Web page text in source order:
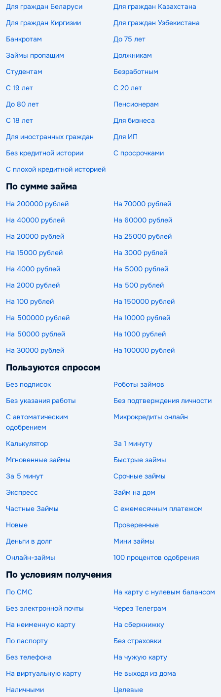
Для граждан Беларуси
Для граждан Казахстана
Для граждан Киргизии
Для граждан Узбекистана
Банкротам
До 75 лет
Займы пропащим
Должникам
Студентам
Безработным
С 19 лет
С 20 лет
До 80 лет
Пенсионерам
С 18 лет
Для бизнеса
Для иностранных граждан
Для ИП
Без кредитной истории
С просрочками
С плохой кредитной историей
По сумме займа
На 200000 рублей
На 70000 рублей
На 40000 рублей
На 60000 рублей
На 20000 рублей
На 25000 рублей
На 15000 рублей
На 3000 рублей
На 4000 рублей
На 5000 рублей
На 2000 рублей
На 500 рублей
На 100 рублей
На 150000 рублей
На 500000 рублей
На 10000 рублей
На 50000 рублей
На 1000 рублей
На 30000 рублей
На 100000 рублей
Пользуются спросом
Без подписок
Роботы займов
Без указания работы
Без подтверждения личности
С автоматическим
одобрением
Микрокредиты онлайн
Калькулятор
За 1 минуту
Мгновенные займы
Быстрые займы
За 5 минут
Срочные займы
Экспресс
Займ на дом
Частные Займы
С ежемесячным платежом
Новые
Проверенные
Деньги в долг
Мини займы
Онлайн-займы
100 процентов одобрения
По условиям получения
По СМС
На карту с нулевым балансом
Без электронной почты
Через Телеграм
На неименную карту
На сберкнижку
По паспорту
Без страховки
Без телефона
На чужую карту
На виртуальную карту
Не выходя из дома
Наличными
Целевые